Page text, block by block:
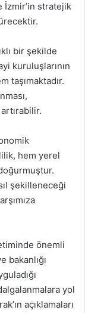
İzmir’in stratejik
bir şekilde
kuruluşlarının
taşımaktadır.
hem yerel
şekilleneceği
önemli
bakanlığı
yol
açıklamaları